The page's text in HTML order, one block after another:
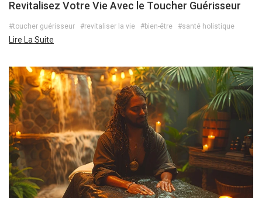
Revitalisez Votre Vie Avec le Toucher Guérisseur
#toucher guérisseur #revitaliser la vie #bien-être #santé holistique
Lire La Suite